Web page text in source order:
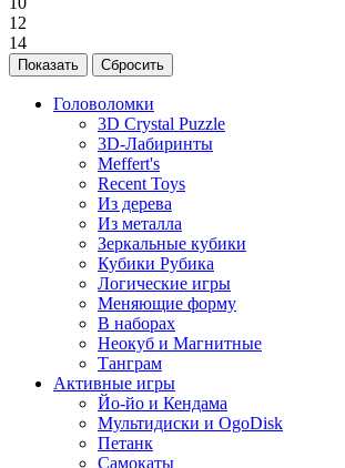
12
14
Головоломки
3D Crystal Puzzle
3D-Лабиринты
Meffert's
Recent Toys
Из дерева
Из металла
Зеркальные кубики
Кубики Рубика
Логические игры
Меняющие форму
В наборах
Неокуб и Магнитные
Танграм
Активные игры
Йо-йо и Кендама
Мультидиски и OgoDisk
Петанк
Самокаты